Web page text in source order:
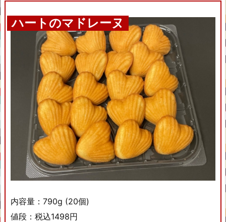
ハートのマドレーヌ
内容量：790g (20個)
値段：税込1498円